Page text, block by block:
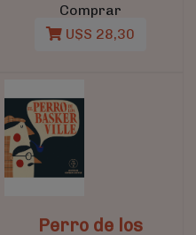
Comprar
U$S 28,30
Perro de los